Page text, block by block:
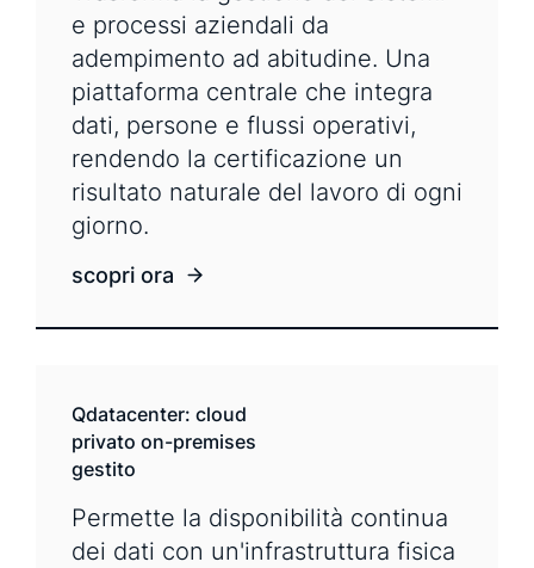
e processi aziendali da
adempimento ad abitudine. Una
piattaforma centrale che integra
dati, persone e flussi operativi,
rendendo la certificazione un
risultato naturale del lavoro di ogni
giorno.
scopri ora
Qdatacenter: cloud
privato on-premises
gestito
Permette la disponibilità continua
dei dati con un'infrastruttura fisica